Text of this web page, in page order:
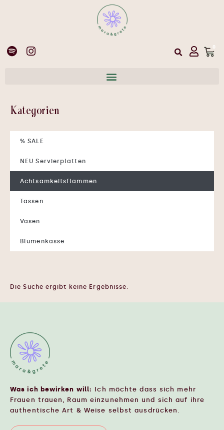
0
Kategorien
% SALE
NEU Servierplatten
Achtsamkeitsflammen
Tassen
Vasen
Blumenkasse
Die Suche ergibt keine Ergebnisse.
Was ich bewirken will: Ich möchte dass sich mehr
Frauen trauen, Raum einzunehmen und sich auf ihre
authentische Art & Weise selbst ausdrücken.